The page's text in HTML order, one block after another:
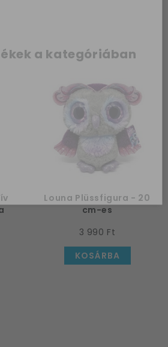
a kategóriában
Louna Plüssfigura - 20
cm-es
3 990 Ft
KOSÁRBA
egy
»